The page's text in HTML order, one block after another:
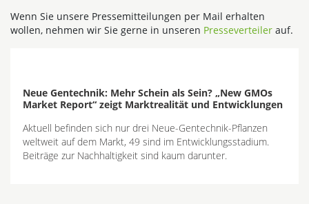
Wenn Sie unsere Pressemitteilungen per Mail erhalten
wollen, nehmen wir Sie gerne in unseren Presseverteiler auf.
Neue Gentechnik: Mehr Schein als Sein? „New GMOs
Market Report“ zeigt Marktrealität und Entwicklungen
Aktuell befinden sich nur drei Neue-Gentechnik-Pflanzen
weltweit auf dem Markt, 49 sind im Entwicklungsstadium.
Beiträge zur Nachhaltigkeit sind kaum darunter.